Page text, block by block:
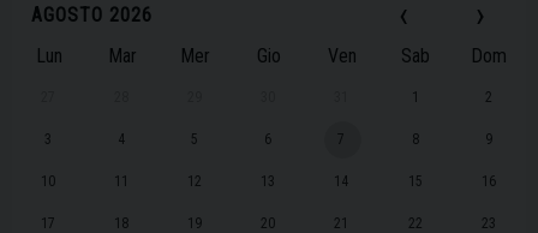
‹
AGOSTO 2026 ›
Lun Mar Mer Gio Ven Sab Dom
1 2
3 4 5 6 7 8 9
10 11 12 13 14 15 16
17 18 19 20 21 22 23